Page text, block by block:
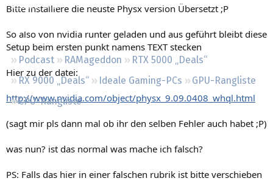
Leserartikel
Podcast RAMageddon
RTX 5000 „Deals“
RX 9000 „Deals“
Ideale Gaming-PCs
GPU-Rangliste
CPU-Rangliste
Bitte installiere die neuste Physx version Übersetzt ;P
So also von nvidia runter geladen und aus geführt bleibt diese
Setup beim ersten punkt namens TEXT stecken
Hier zu der datei:
http://www.nvidia.com/object/physx_9.09.0408_whql.html
(sagt mir pls dann mal ob ihr den selben Fehler auch habet ;P)
was nun? ist das normal was mache ich falsch?
PS: Falls das hier in einer falschen rubrik ist bitte verschieben